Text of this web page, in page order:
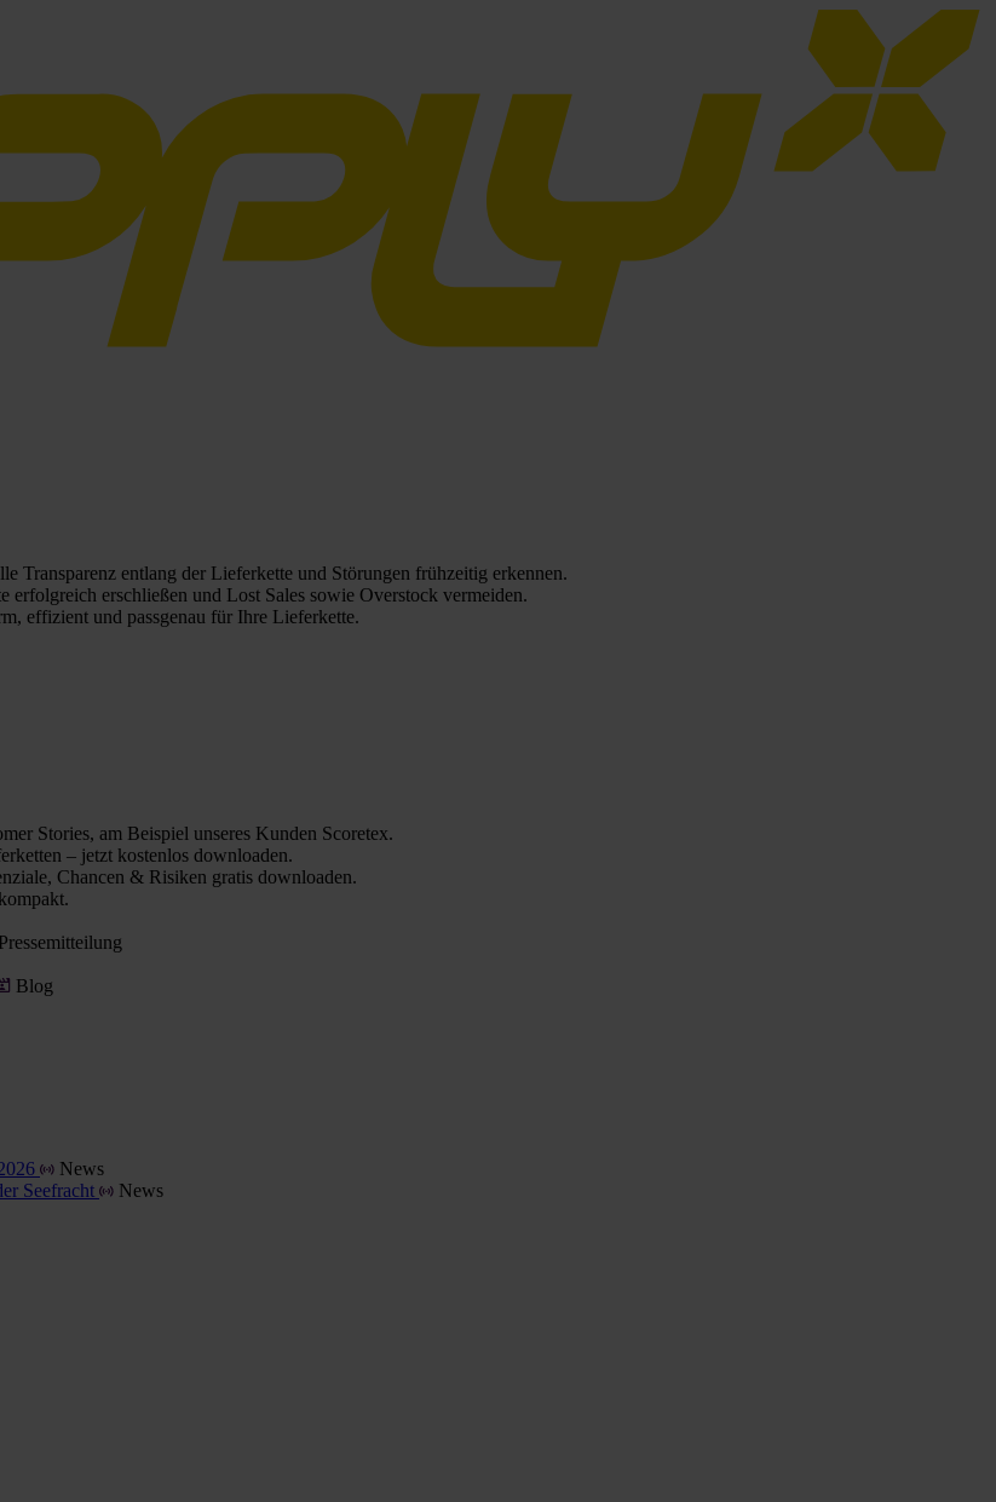
Transparenz entlang der Lieferkette und Störungen frühzeitig erkennen.
erfolgreich erschließen und Lost Sales sowie Overstock vermeiden.
effizient und passgenau für Ihre Lieferkette.
Stories, am Beispiel unseres Kunden Scoretex.
– jetzt kostenlos downloaden.
Chancen & Risiken gratis downloaden.
Pressemitteilung
Blog
News
Seefracht
News